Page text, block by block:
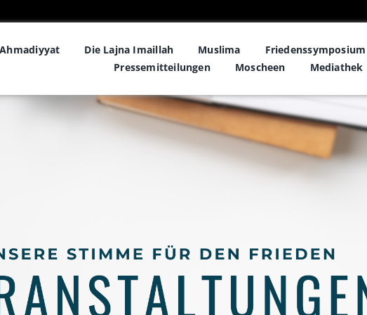
Ahmadiyyat Die Lajna Imaillah Muslima Friedenssymposium
Pressemitteilungen
Moscheen Mediathek